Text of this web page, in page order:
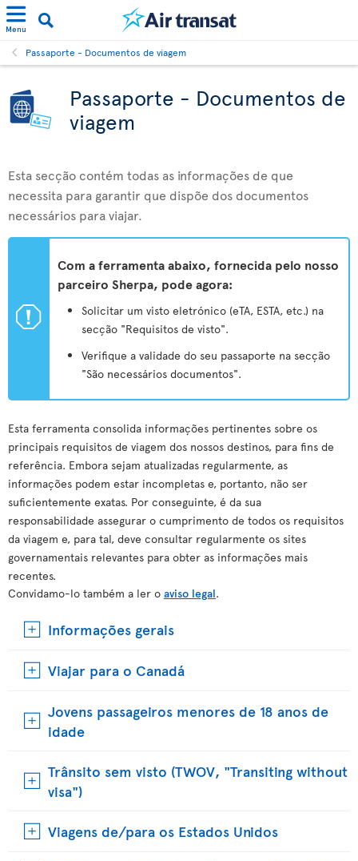
Menu
Passaporte - Documentos de viagem
Passaporte - Documentos de
viagem
Esta secção contém todas as informações de que
necessita para garantir que dispõe dos documentos
necessários para viajar.
ü
Com a ferramenta abaixo, fornecida pelo nosso
parceiro Sherpa, pode agora:
Solicitar um visto eletrónico (eTA, ESTA, etc.) na
secção "Requisitos de visto".
Verifique a validade do seu passaporte na secção
"São necessários documentos".
Esta ferramenta consolida informações pertinentes sobre os
principais requisitos de viagem dos nossos destinos, para fins de
referência. Embora sejam atualizadas regularmente, as
informações podem estar incompletas e, portanto, não ser
suficientemente exatas. Por conseguinte, é da sua
responsabilidade assegurar o cumprimento de todos os requisitos
da viagem e, para tal, deve consultar regularmente os sites
governamentais relevantes para obter as informações mais
recentes.
Convidamo-lo também a ler o aviso legal.
Informações gerais
Viajar para o Canadá
Jovens passageiros menores de 18 anos de
idade
Trânsito sem visto (TWOV, "Transiting without
visa")
Viagens de/para os Estados Unidos